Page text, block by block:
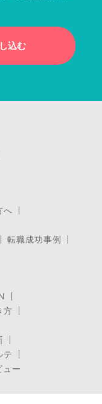
込む
へ
転職成功事例
方
テ
ュー